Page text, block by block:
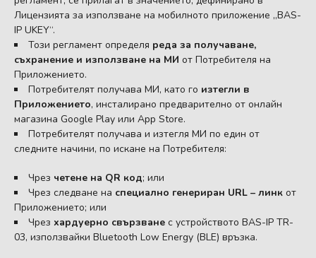
Лицензията за използване на мобилното приложение „BAS-
IP UKEY“.
Този регламент определя реда за получаване,
съхранение и използване на МИ от Потребителя на
Приложението.
Потребителят получава МИ, като го изтегли в
Приложението, инсталирано предварително от онлайн
магазина Google Play или App Store.
Потребителят получава и изтегля МИ по един от
следните начини, по искане на Потребителя:
Чрез четене на QR код; или
Чрез следване на специално генериран URL – линк от
Приложението; или
Чрез хардуерно свързване с устройството BAS-IP TR-
03, използвайки Bluetooth Low Energy (BLE) връзка.